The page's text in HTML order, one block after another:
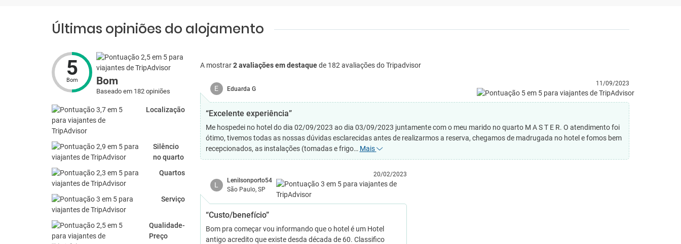
Últimas opiniões do alojamento
5
Bom Bom
Baseado em 182 opiniões
Localização
Silêncio
no quarto
Quartos
Serviço
Qualidade-
Preço
A mostrar2 avaliações em destaquede 182 avaliações do Tripadvisor
E Eduarda G
11/09/2023
“Excelente experiência”
Me hospedei no hotel do dia 02/09/2023 ao dia 03/09/2023 juntamente com o meu marido no quarto M A S T E R. O atendimento foi
ótimo, tivemos todas as nossas dúvidas esclarecidas antes de realizarmos a reserva, chegamos de madrugada no hotel e fomos bem
recepcionados, as instalações (tomadas e frigo… Mais
L
Lenilsonporto54
São Paulo, SP
20/02/2023
“Custo/benefício”
Bom pra começar vou informando que o hotel é um Hotel
antigo acredito que existe desda década de 60. Classifico